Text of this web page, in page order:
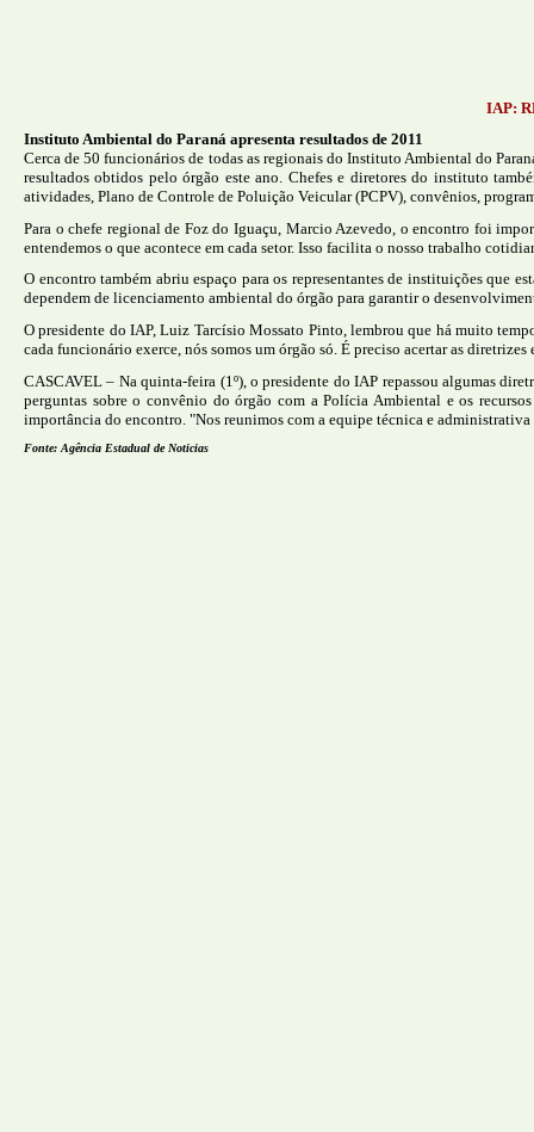
IAP:
Instituto Ambiental do Paraná apresenta resultados de 2011
Cerca de 50 funcionários de todas as regionais do Instituto Ambiental do
resultados obtidos pelo órgão este ano. Chefes e diretores do instituto
atividades, Plano de Controle de Poluição Veicular (PCPV), convênios,
Para o chefe regional de Foz do Iguaçu, Marcio Azevedo, o encontro foi
entendemos o que acontece em cada setor. Isso facilita o nosso trabalho
O encontro também abriu espaço para os representantes de instituições que
dependem de licenciamento ambiental do órgão para garantir o
O presidente do IAP, Luiz Tarcísio Mossato Pinto, lembrou que há muito
cada funcionário exerce, nós somos um órgão só. É preciso acertar as
CASCAVEL – Na quinta-feira (1º), o presidente do IAP repassou algumas
perguntas sobre o convênio do órgão com a Polícia Ambiental e os
importância do encontro. "Nos reunimos com a equipe técnica e
Fonte: Agência Estadual de Noticias